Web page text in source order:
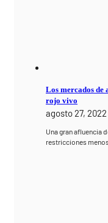
Los mercados de
rojo vivo
agosto 27, 2022
Una gran afluencia
restricciones